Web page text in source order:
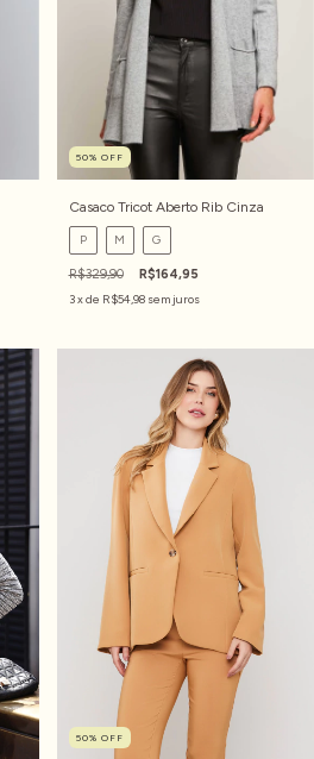
50% OFF
Casaco Tricot Aberto Rib Cinza
P M G
R$329,90
R$164,95
3x de R$54,98 sem juros
50% OFF